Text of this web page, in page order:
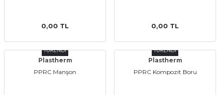
0,00 TL 0,00 TL
TÜKENDİ
Plastherm
PPRC Manşon
TÜKENDİ
Plastherm
PPRC Kompozit Boru